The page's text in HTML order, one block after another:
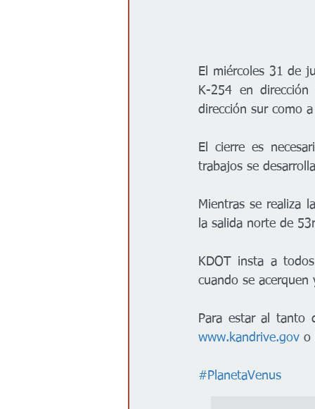
El miércoles 31 de
K-254 en
dirección sur como
El cierre es
trabajos se
Mientras se realiza
la salida norte de
KDOT insta a
cuando se
www.kandrive.gov o
#PlanetaVenus